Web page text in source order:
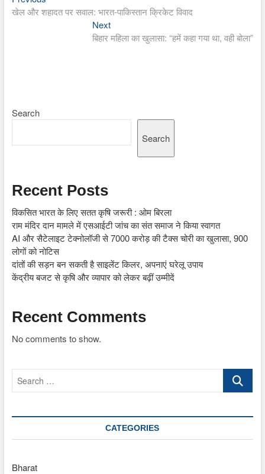
navigation
post:
खेल और शहादत पर सवाल: भारत-पाकिस्तान क्रिकेट विवाद
NextNext
post:
बिहार महिला का खुलासा: “हमें कहा गया था, वही बोला”
Search
Search
Recent Posts
विकसित भारत के लिए सतत कृषि जरूरी : ओम बिरला
राम मंदिर दान मामले में एसआईटी जांच का संत समाज ने किया स्वागत
AI और सैटेलाइट टेक्नोलॉजी से 7000 करोड़ की टैक्स चोरी का खुलासा, 900
लोगों को नोटिस
दांतों की सड़न बन सकती है साइलेंट किलर, अपनाएं घरेलू उपाय
केंद्रीय बजट से कृषि और व्यापार को लेकर बढ़ीं उम्मीदें
Recent Comments
No comments to show.
Search
CATEGORIES
Bharat